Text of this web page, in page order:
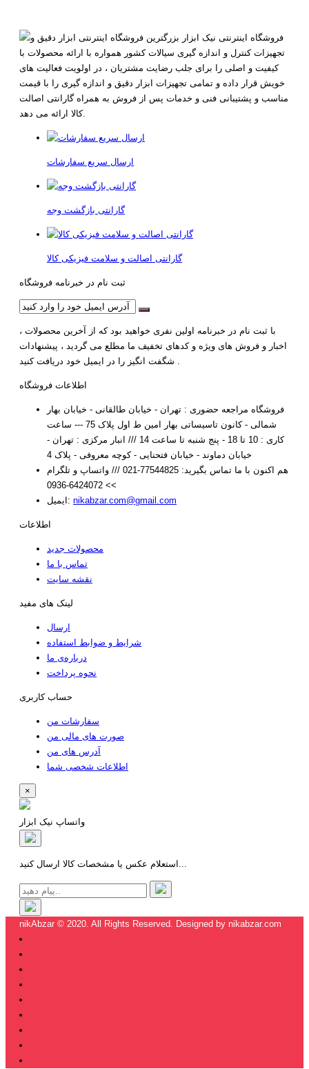
فروشگاه اینترنتی نیک ابزار بزرگترین فروشگاه اینترنتی ابزار دقیق و
تجهیزات کنترل و اندازه گیری سیالات کشور همواره با ارائه محصولات با
کیفیت و اصلی را برای جلب رضایت مشتریان ، در اولویت فعالیت های
خویش قرار داده و تمامی تجهیزات ابزار دقیق و اندازه گیری را با قیمت
مناسب و پشتیبانی فنی و خدمات پس از فروش به همراه گارانتی اصالت
کالا ارائه می دهد.
ارسال سریع سفارشات
گارانتی بازگشت وجه
گارانتی اصالت و سلامت فیزیکی کالا
ثبت نام در خبرنامه فروشگاه
با ثبت نام در خبرنامه اولین نفری خواهید بود که از آخرین محصولات ،
اخبار و فروش های ویژه و کدهای تخفیف ما مطلع می گردید ، پیشنهادات
اطلاعات فروشگاه
فروشگاه مراجعه حضوری : تهران - خیابان طالقانی - خیابان بهار
شمالی - کانون تاسیساتی بهار امین ط اول پلاک 75 --- ساعت
کاری : 10 تا 18 - پنج شنبه تا ساعت 14 /// انبار مرکزی : تهران -
خیابان دماوند - خیابان فتحنایی - کوچه معروفی - پلاک 4
هم اکنون با ما تماس بگیرید:
77544825-021 /// واتساپ و تلگرام
>> 6424072-0936
ایمیل: nikabzar.com@gmail.com
اطلاعات
محصولات جدید
تماس با ما
نقشه سایت
لینک های مفید
ارسال
شرایط و ضوابط استفاده
درباره‌ی ما
نحوه پرداخت
حساب کاربری
سفارشات من
صورت های مالی من
آدرس های من
اطلاعات شخصی شما
×
واتساپ نیک ابزار
nikAbzar © 2020. All Rights Reserved. Designed by nikabzar.com